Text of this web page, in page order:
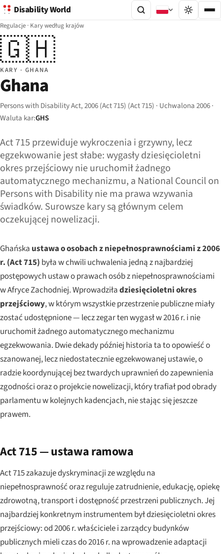
Disability World
Regulacje · Kary według krajów
🇬🇭
KARY · GHANA
Ghana
Persons with Disability Act, 2006 (Act 715) (Act 715) · Uchwalona 2006 ·
Waluta kar:GHS
Act 715 przewiduje wykroczenia i grzywny, lecz
egzekwowanie jest słabe: wygasły dziesięcioletni
okres przejściowy nie uruchomił żadnego
automatycznego mechanizmu, a National Council on
Persons with Disability nie ma prawa wzywania
świadków. Surowsze kary są głównym celem
oczekującej nowelizacji.
Ghańska ustawa o osobach z niepełnosprawnościami z 2006
r. (Act 715) była w chwili uchwalenia jedną z najbardziej
postępowych ustaw o prawach osób z niepełnosprawnościami
w Afryce Zachodniej. Wprowadziładziesięcioletni okres
przejściowy, w którym wszystkie przestrzenie publiczne miały
zostać udostępnione — lecz zegar ten wygasł w 2016 r. i nie
uruchomił żadnego automatycznego mechanizmu
egzekwowania. Dwie dekady później historia ta to opowieść o
szanowanej, lecz niedostatecznie egzekwowanej ustawie, o
radzie koordynującej bez twardych uprawnień do zapewnienia
zgodności oraz o projekcie nowelizacji, który trafiał pod obrady
parlamentu w kolejnych kadencjach, nie stając się jeszcze
prawem.
Act 715 — ustawa ramowa
Act 715 zakazuje dyskryminacji ze względu na
niepełnosprawność oraz reguluje zatrudnienie, edukację, opiekę
zdrowotną, transport i dostępność przestrzeni publicznych. Jej
najbardziej konkretnym instrumentem był dziesięcioletni okres
przejściowy: od 2006 r. właściciele i zarządcy budynków
publicznych mieli czas do 2016 r. na wprowadzenie adaptacji